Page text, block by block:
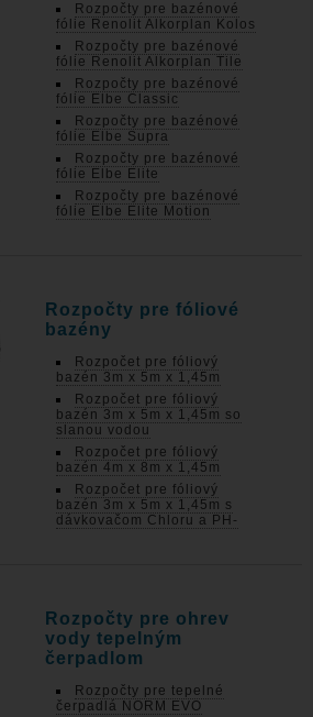
Rozpočty pre bazénové
fólie Renolit Alkorplan Kolos
Rozpočty pre bazénové
fólie Renolit Alkorplan Tile
Rozpočty pre bazénové
fólie Elbe Classic
Rozpočty pre bazénové
fólie Elbe Supra
Rozpočty pre bazénové
fólie Elbe Elite
Rozpočty pre bazénové
fólie Elbe Elite Motion
Rozpočty pre fóliové
bazény
Rozpočet pre fóliový
bazén 3m x 5m x 1,45m
Rozpočet pre fóliový
bazén 3m x 5m x 1,45m so
slanou vodou
Rozpočet pre fóliový
bazén 4m x 8m x 1,45m
Rozpočet pre fóliový
bazén 3m x 5m x 1,45m s
dávkovačom Chloru a PH-
Rozpočty pre ohrev
vody tepelným
čerpadlom
Rozpočty pre tepelné
čerpadlá NORM EVO